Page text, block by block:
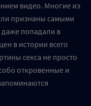
видео. Многие из
признаны самыми
попадали в
в истории всего
секса не просто
откровенные и